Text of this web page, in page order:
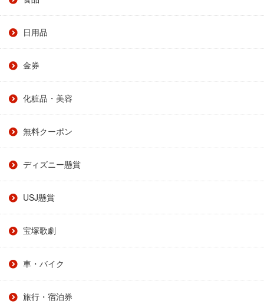
日用品
金券
化粧品・美容
無料クーポン
ディズニー懸賞
USJ懸賞
宝塚歌劇
車・バイク
旅行・宿泊券